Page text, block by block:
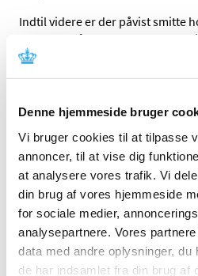
Denne hjemmeside bruger
Vi bruger cookies til at tilpasse
annoncer, til at vise dig
at analysere vores trafik. Vi
din brug af vores hjemmeside
for sociale medier,
analysepartnere. Vores
data med andre oplysninger, du
de har indsamlet fra din brug af
Indtil videre er der påvist smitte
Danmark på baggrund af
antal set i forhold til, hvor
nuværende tidspunkt, hvad
Hvis man går til lægen eller bliver
infektion, bør man oplyse til
været i behandling med Dicillin.
om man skal undersøges for
Hvis man tidligere har fået
rask, skal man ikke foretage sig
Sundhedsstyrelsen er – i